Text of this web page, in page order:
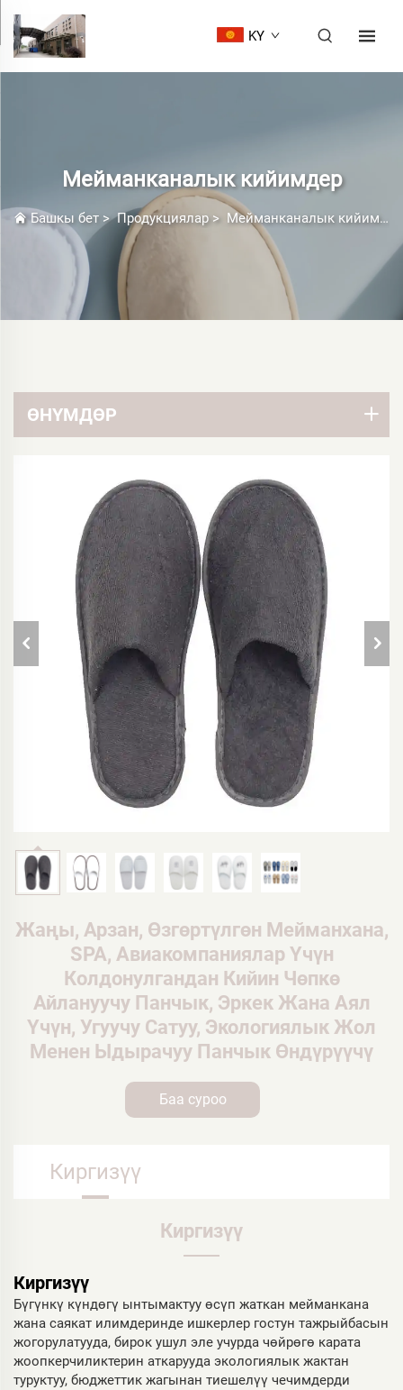
KY
Мейманканалык кийимдер
Башкы бет >Продукциялар> Мейманканалык кийимдер
ӨНҮМДӨР
Жаңы, Арзан, Өзгөртүлгөн Мейманхана,
SPA, Авиакомпаниялар Үчүн
Колдонулгандан Кийин Чөпкө
Айлануучу Панчык, Эркек Жана Аял
Үчүн, Угуучу Сатуу, Экологиялык Жол
Менен Ыдырачуу Панчык Өндүрүүчү
Баа суроо
Киргизүү
Киргизүү
Киргизүү
Бүгүнкү күндөгү ынтымактуу өсүп жаткан мейманкана
жана саякат илимдеринде ишкерлер гостун тажрыйбасын
жогорулатууда, бирок ушул эле учурда чөйрөгө карата
жоопкерчиликтерин аткарууда экологиялык жактан
туруктуу, бюджеттик жагынан тиешелүү чечимдерди